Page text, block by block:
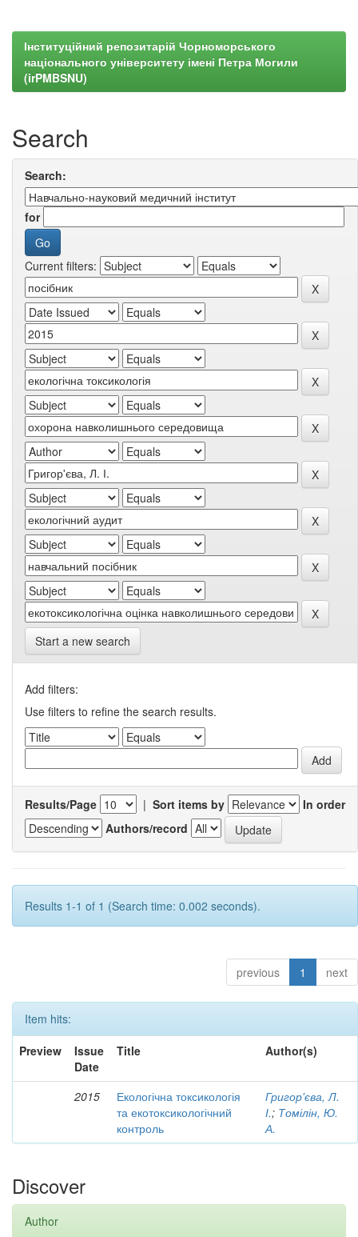
Інституційний репозитарій Чорноморського
національного університету імені Петра Могили
(irPMBSNU)
Search
Search:
for
Current filters:
Start a new search
Add filters:
Use filters to refine the search results.
Results/Page | Sort items by
In order
Authors/record
Results 1-1 of 1 (Search time: 0.002 seconds).
previous 1 next
Item hits:
Preview
Issue
Date
Title Author(s)
2015
Екологічна токсикологія
та екотоксикологічний
контроль
Григор'єва, Л.
І.; Томілін, Ю.
А.
Discover
Author